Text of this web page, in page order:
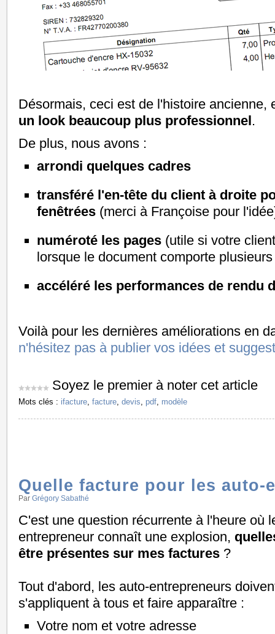
Désormais, ceci est de l'histoire ancienne,
un look beaucoup plus professionnel.
De plus, nous avons :
arrondi quelques cadres
transféré l'en-tête du client à droite
fenêtrées (merci à Françoise pour
numéroté les pages (utile si votre
lorsque le document comporte
accéléré les performances de rendu
Voilà pour les dernières améliorations en
n'hésitez pas à publier vos idées et
Soyez le premier à noter cet article
Mots clés : ifacture, facture, devis, pdf, modèle
Quelle facture pour les auto-
Par Grégory Sabathé
C'est une question récurrente à l'heure où
entrepreneur connaît une explosion,
être présentes sur mes factures ?
Tout d'abord, les auto-entrepreneurs
s'appliquent à tous et faire apparaître :
Votre nom et votre adresse